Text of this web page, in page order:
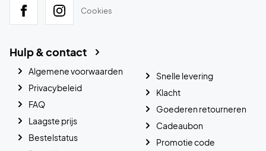
Cookies
Hulp & contact
Algemene voorwaarden
Privacybeleid
FAQ
Laagste prijs
Bestelstatus
Snelle levering
Klacht
Goederen retourneren
Cadeaubon
Promotie code